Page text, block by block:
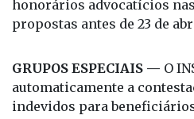
honorários advocatícios
propostas antes de 23 de
GRUPOS ESPECIAIS — O
automaticamente a
indevidos para